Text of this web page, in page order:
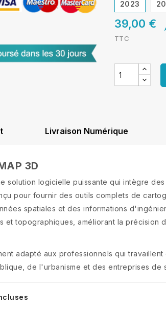
2023
39,00 €
TTC
Livraison Numérique
3D
solution logicielle puissante qui intègre
pour fournir des outils complets de
spatiales et des informations
et topographiques, améliorant la
adapté aux professionnels qui
de l'urbanisme et des entreprises de